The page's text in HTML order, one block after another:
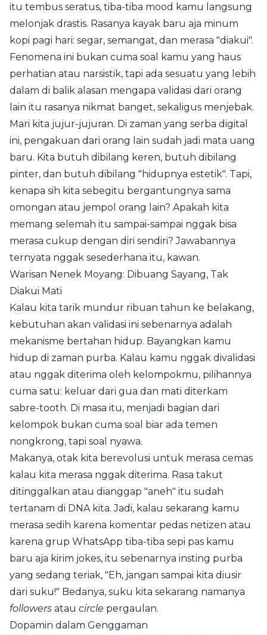
itu tembus seratus, tiba-tiba mood kamu langsung
melonjak drastis. Rasanya kayak baru aja minum
kopi pagi hari: segar, semangat, dan merasa "diakui".
Fenomena ini bukan cuma soal kamu yang haus
perhatian atau narsistik, tapi ada sesuatu yang lebih
dalam di balik alasan mengapa validasi dari orang
lain itu rasanya nikmat banget, sekaligus menjebak.
Mari kita jujur-jujuran. Di zaman yang serba digital
ini, pengakuan dari orang lain sudah jadi mata uang
baru. Kita butuh dibilang keren, butuh dibilang
pinter, dan butuh dibilang "hidupnya estetik". Tapi,
kenapa sih kita sebegitu bergantungnya sama
omongan atau jempol orang lain? Apakah kita
memang selemah itu sampai-sampai nggak bisa
merasa cukup dengan diri sendiri? Jawabannya
ternyata nggak sesederhana itu, kawan.
Warisan Nenek Moyang: Dibuang Sayang, Tak
Diakui Mati
Kalau kita tarik mundur ribuan tahun ke belakang,
kebutuhan akan validasi ini sebenarnya adalah
mekanisme bertahan hidup. Bayangkan kamu
hidup di zaman purba. Kalau kamu nggak divalidasi
atau nggak diterima oleh kelompokmu, pilihannya
cuma satu: keluar dari gua dan mati diterkam
sabre-tooth. Di masa itu, menjadi bagian dari
kelompok bukan cuma soal biar ada temen
nongkrong, tapi soal nyawa.
Makanya, otak kita berevolusi untuk merasa cemas
kalau kita merasa nggak diterima. Rasa takut
ditinggalkan atau dianggap "aneh" itu sudah
tertanam di DNA kita. Jadi, kalau sekarang kamu
merasa sedih karena komentar pedas netizen atau
karena grup WhatsApp tiba-tiba sepi pas kamu
baru aja kirim jokes, itu sebenarnya insting purba
yang sedang teriak, "Eh, jangan sampai kita diusir
dari suku!" Bedanya, suku kita sekarang namanya
followers atau circle pergaulan.
Dopamin dalam Genggaman